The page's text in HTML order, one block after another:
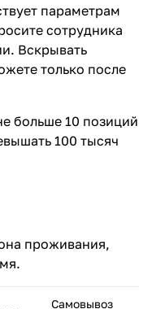
параметрам
сотрудника
Вскрывать
только после
больше 10 позиций
100 тысяч
проживания,
Самовывоз